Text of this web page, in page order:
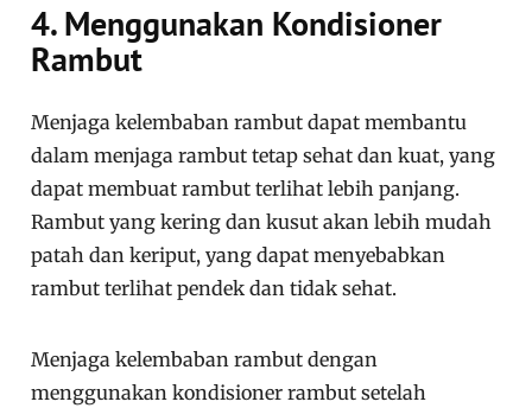
4. Menggunakan Kondisioner
Rambut
Menjaga kelembaban rambut dapat membantu
dalam menjaga rambut tetap sehat dan kuat, yang
dapat membuat rambut terlihat lebih panjang.
Rambut yang kering dan kusut akan lebih mudah
patah dan keriput, yang dapat menyebabkan
rambut terlihat pendek dan tidak sehat.
Menjaga kelembaban rambut dengan
menggunakan kondisioner rambut setelah